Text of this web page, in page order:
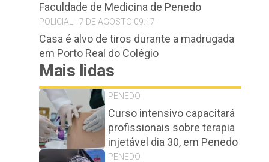
Faculdade de Medicina de Penedo
POLICIAL - 7 DE AGOSTO 09:17
Casa é alvo de tiros durante a madrugada
em Porto Real do Colégio
Mais lidas
PENEDO
Curso intensivo capacitará
profissionais sobre terapia
injetável dia 30, em Penedo
PENEDO